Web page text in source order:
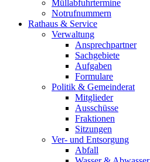
Müllabfuhrtermine
Notrufnummern
Rathaus & Service
Verwaltung
Ansprechpartner
Sachgebiete
Aufgaben
Formulare
Politik & Gemeinderat
Mitglieder
Ausschüsse
Fraktionen
Sitzungen
Ver- und Entsorgung
Abfall